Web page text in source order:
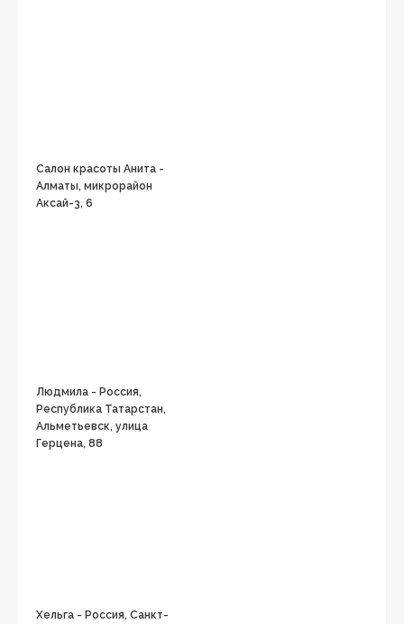
Салон красоты Анита -
Алматы, микрорайон
Аксай-3, 6
Людмила - Россия,
Республика Татарстан,
Альметьевск, улица
Герцена, 88
Хельга - Россия, Санкт-